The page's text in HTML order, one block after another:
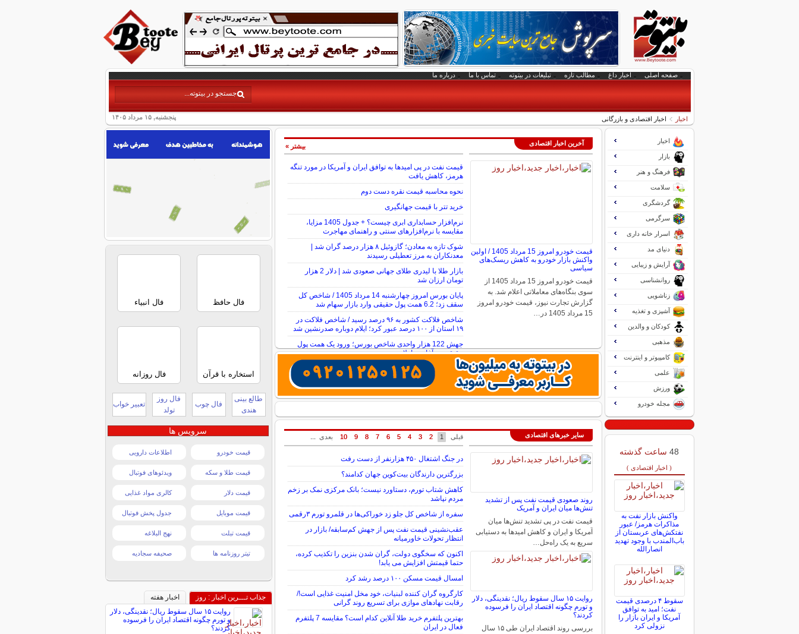
صفحه اصلی اخبار داغ مطالب تازه تبلیغات در بیتوته تماس با ما درباره ما
پنجشنبه, ۱۵ مرداد ۱۴۰۵ اخبار اخبار اقتصادی و بازرگانی
آخرین اخبار اقتصادی
قیمت خودرو امروز 15 مرداد 1405 / اولین
واکنش بازار خودرو به کاهش ریسک‌های
سیاسی
قیمت خودرو امروز 15 مرداد 1405 از
سوی بنگاه‌های معاملاتی اعلام شد. به
گزارش تجارت نیوز، قیمت خودرو امروز
15 مرداد 1405 در…
قیمت نفت در پی امیدها به توافق ایران و آمریکا در مورد تنگه
هرمز، کاهش یافت
نحوه محاسبه قیمت نقره دست دوم
خرید تتر با قیمت جهانگیری
نرم‌افزار حسابداری ابری چیست؟ + جدول 1405 مزایا،
مقایسه با نرم‌افزارهای سنتی و راهنمای مهاجرت
شوک تازه به معادن؛ گازوئیل ۸ هزار درصد گران شد |
معدنکاران به مرز تعطیلی رسیدند
بازار طلا با لیدری طلای جهانی صعودی شد | دلار 2 هزار
تومان ارزان شد
پایان بورس امروز چهارشنبه 14 مرداد 1405 / شاخص کل
سقف زد؛ 6.2 همت پول حقیقی وارد بازار سهام شد
شاخص فلاکت کشور به ۹۶ درصد رسید / شاخص فلاکت در
۱۹ استان از ۱۰۰ درصد عبور کرد؛ ایلام دوباره صدرنشین شد
جهش 122 هزار واحدی شاخص بورس؛ ورود یک همت پول
حقیقی در آغاز معاملات
بیشتر »
سایر خبرهای اقتصادی
روند صعودی قیمت نفت پس از تشدید
تنش‌ها میان ایران و آمریک
قیمت نفت در پی تشدید تنش‌ها میان
آمریکا و ایران و کاهش امیدها به دستیابی
سریع به یک راه‌حل…
روایت ۱۵ سال سقوط ریال؛ نقدینگی، دلار
و تورم چگونه اقتصاد ایران را فرسوده
کردند؟
بررسی روند اقتصاد ایران طی ۱۵ سال
در جنگ اشتغال ۴۵۰ هزارنفر از دست رفت
بزرگترین دارندگان بیت‌کوین جهان کدامند؟
کاهش شتاب تورم، دستاورد نیست؛ بانک مرکزی نمک بر زخم
مردم نپاشد
سفره از شاخص کل جلو زد خوراکی‌ها در قلمرو تورم ۳‌رقمی
عقب‌نشینی قیمت نفت پس از جهش کم‌سابقه/ بازار در
انتظار تحولات خاورمیانه
اکنون که سخگوی دولت، گران شدن بنزین را تکذیب کرده،
حتما قیمتش افزایش می یابد!
امسال قیمت مسکن ۱۰۰ درصد رشد کرد
کارگروه گران کننده لبنیات، خود مخل امنیت غذایی است!/
رقابت نهاد‌های موازی برای تسریع روند گرانی
بهترین پلتفرم خرید طلا آنلاین کدام است؟ مقایسه 7 پلتفرم
فعال در ایران
قبلی 1
2
3
4
5
6
7
8
9
10 بعدی قبلی 1
2
3
4
5
6
7
8
9
10 بعدی
اخبار
بازار
فرهنگ و هنر
سلامت
گردشگری
سرگرمی
اسرار خانه داری
دنیای مد
آرایش و زیبایی
روانشناسی
زناشویی
آشپزی و تغذیه
کودکان و والدین
مذهبی
کامپیوتر و اینترنت
علمی
ورزش
مجله خودرو
48 ساعت گذشته
( اخبار اقتصادی )
واکنش بازار نفت به
مذاکرات هرمز/ عبور
نفتکش‌های عربستان از
باب‌المندب با وجود تهدید
انصارالله
سقوط ۴ درصدی قیمت
نفت؛ امید به توافق
آمریکا و ایران بازار را
نزولی کرد
فال حافظ فال انبیاء
استخاره با قرآن فال روزانه
طالع بینی
هندی
فال چوب
فال روز
تولد
تعبیر خواب
سرویس ها
قیمت خودرو اطلاعات دارویی
قیمت طلا و سکه ویدئوهای فوتبال
قیمت دلار کالری مواد غذایی
قیمت موبایل جدول پخش فوتبال
قیمت تبلت نهج البلاغه
تیتر روزنامه ها صحیفه سجادیه
جذاب تـــرین اخبار : روز
اخبار هفته
روایت ۱۵ سال سقوط ریال؛ نقدینگی، دلار
و تورم چگونه اقتصاد ایران را فرسوده
کردند؟